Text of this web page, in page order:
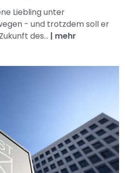
Liebling unter
- und trotzdem soll er
des... | mehr